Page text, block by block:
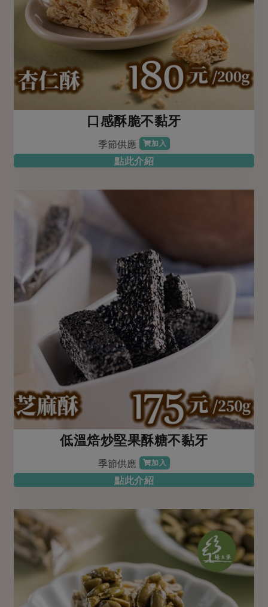
口感酥脆不黏牙
季節供應 加入
點此介紹
低溫焙炒堅果酥糖不黏牙
季節供應 加入
點此介紹